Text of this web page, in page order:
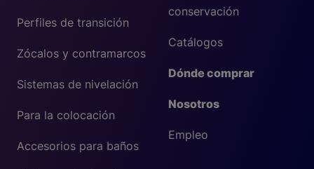
conservación
Catálogos
Dónde comprar
Nosotros
Empleo
Perfiles de transición
Zócalos y contramarcos
Sistemas de nivelación
Para la colocación
Accesorios para baños